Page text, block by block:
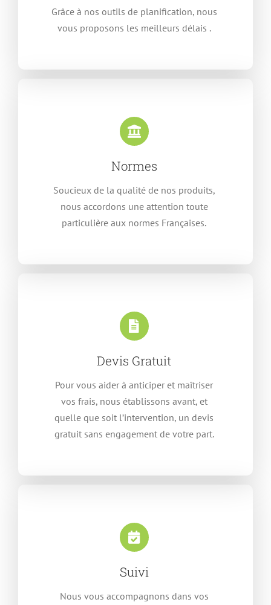
Grâce à nos outils de planification, nous
vous proposons les meilleurs délais .
Normes
Soucieux de la qualité de nos produits,
nous accordons une attention toute
particulière aux normes Françaises.
Devis Gratuit
Pour vous aider à anticiper et maîtriser
vos frais, nous établissons avant, et
quelle que soit l’intervention, un devis
gratuit sans engagement de votre part.
Suivi
Nous vous accompagnons dans vos